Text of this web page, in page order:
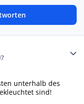
unterhalb des
sind!